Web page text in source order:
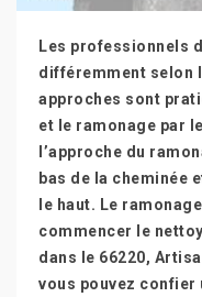
Les professionnels
différemment selon
approches sont
et le ramonage par
l’approche du
bas de la cheminée
le haut. Le
commencer le
dans le 66220,
vous pouvez confier